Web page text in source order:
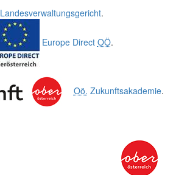
Landesverwaltungsgericht.
Europe Direct OÖ.
Oö. Zukunftsakademie.